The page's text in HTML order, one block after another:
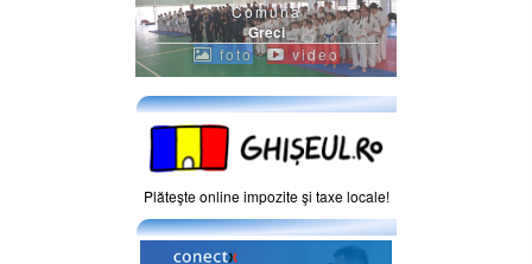
Comuna
Greci
foto video
Plăteşte online impozite şi taxe locale!